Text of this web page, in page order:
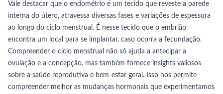
Vale destacar que o endométrio é um tecido que reveste a parede
interna do útero, atravessa diversas fases e variações de espessura
ao longo do ciclo menstrual. É nesse tecido que o embrião
encontra um local para se implantar, caso ocorra a fecundação.
Compreender o ciclo menstrual não só ajuda a antecipar a
ovulação e a concepção, mas também fornece insights valiosos
sobre a saúde reprodutiva e bem-estar geral. Isso nos permite
compreender melhor as mudanças hormonais que experimentamos